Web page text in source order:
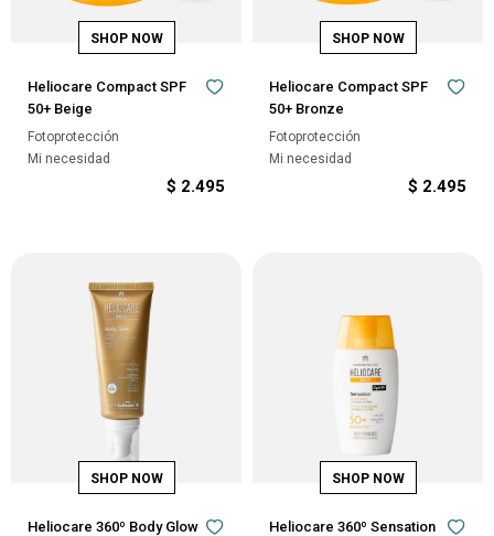
Heliocare Compact SPF
50+ Beige
Fotoprotección
Mi necesidad
$ 2.495
Heliocare Compact SPF
50+ Bronze
Fotoprotección
Mi necesidad
$ 2.495
Heliocare 360º Body Glow
Heliocare 360º Sensation